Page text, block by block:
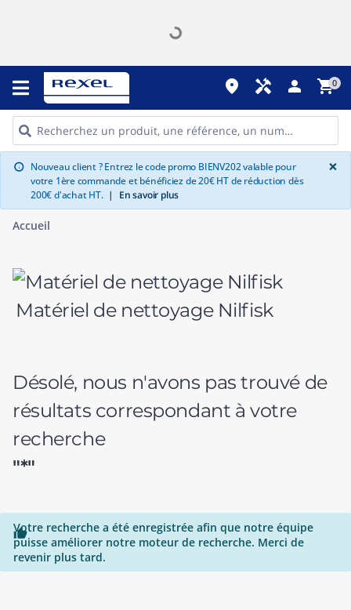
place handyman person shopping_cart0
info Nouveau client ? Entrez le code promo BIENV202 valable pour
votre 1ère commande et bénéficiez de 20€ HT de réduction dès
200€ d'achat HT. | En savoir plus
×
Accueil
Matériel de nettoyage Nilfisk
Désolé, nous n'avons pas trouvé de
résultats correspondant à votre
recherche
"*"

Votre recherche a été enregistrée afin que notre équipe
puisse améliorer notre moteur de recherche. Merci de
revenir plus tard.